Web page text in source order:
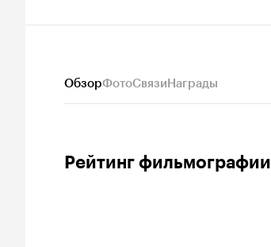
ОбзорФотоСвязиНаграды
Рейтинг фильмографии